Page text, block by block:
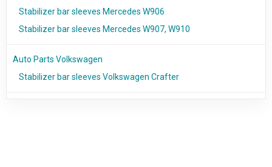
Stabilizer bar sleeves Mercedes W906
Stabilizer bar sleeves Mercedes W907, W910
Auto Parts Volkswagen
Stabilizer bar sleeves Volkswagen Crafter